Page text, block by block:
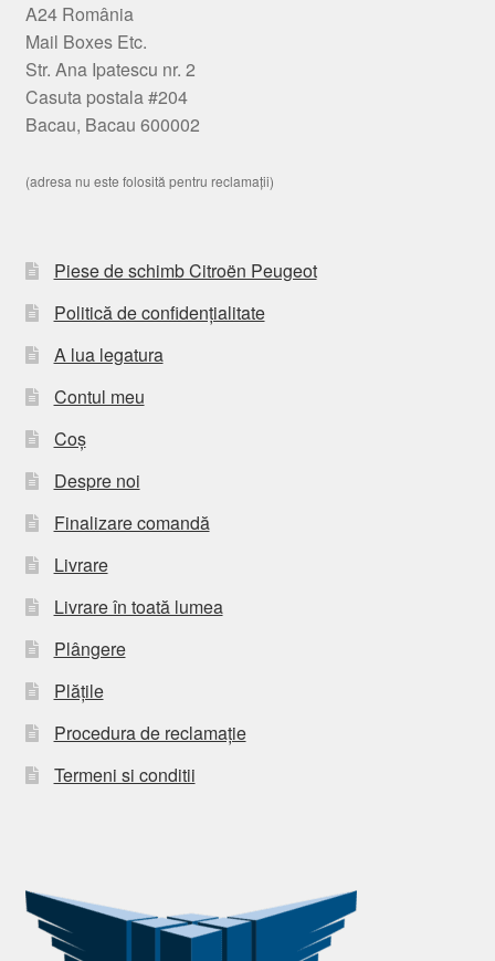
A24 România
Mail Boxes Etc.
Str. Ana Ipatescu nr. 2
Casuta postala #204
Bacau, Bacau 600002
(adresa nu este folosită pentru reclamații)
Piese de schimb Citroën Peugeot
Politică de confidențialitate
A lua legatura
Contul meu
Coș
Despre noi
Finalizare comandă
Livrare
Livrare în toată lumea
Plângere
Plățile
Procedura de reclamație
Termeni si conditii